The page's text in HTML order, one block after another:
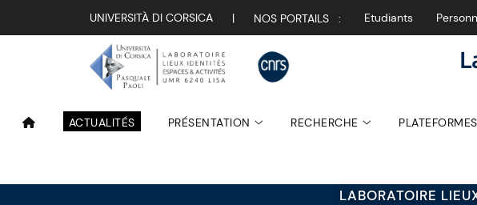
UNIVERSITÀ DI CORSICA | NOS PORTAILS : Etudiants
ACTUALITÉS PRÉSENTATION RECHERCHE
LABORATOIRE